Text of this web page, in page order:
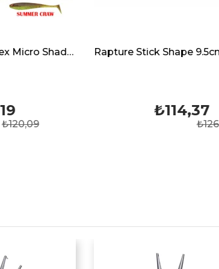
Rapture Stick Shape 9.5cm Red Yellow UV Lrf Spin Silikon Yem